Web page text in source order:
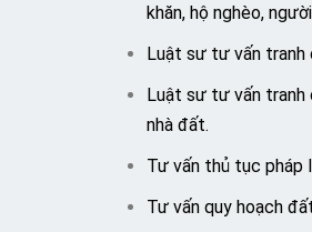
khăn, hộ nghèo,
Luật sư tư vấn
Luật sư tư vấn tranh
nhà đất.
Tư vấn thủ tục pháp
Tư vấn quy hoạch